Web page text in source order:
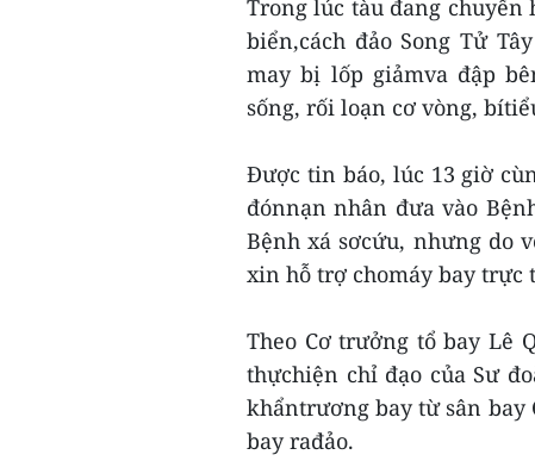
Trong lúc tàu đang chuyển
biển,cách đảo Song Tử
may bị lốp giảmva đập
sống, rối loạn cơ vòng,
Được tin báo, lúc 13 giờ
đónnạn nhân đưa vào
Bệnh xá sơcứu, nhưng do
xin hỗ trợ chomáy bay trực
Theo Cơ trưởng tổ bay Lê
thựchiện chỉ đạo của Sư
khẩntrương bay từ sân bay
bay rađảo.